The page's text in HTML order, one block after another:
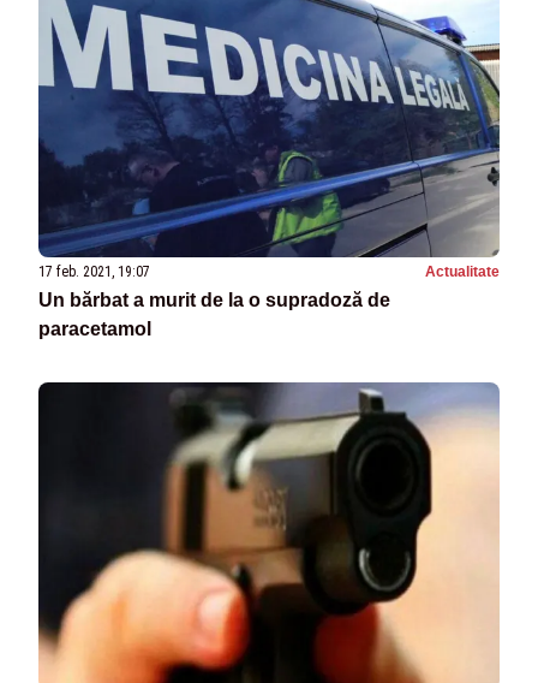
17 feb. 2021, 19:07 Actualitate
Un bărbat a murit de la o supradoză de
paracetamol